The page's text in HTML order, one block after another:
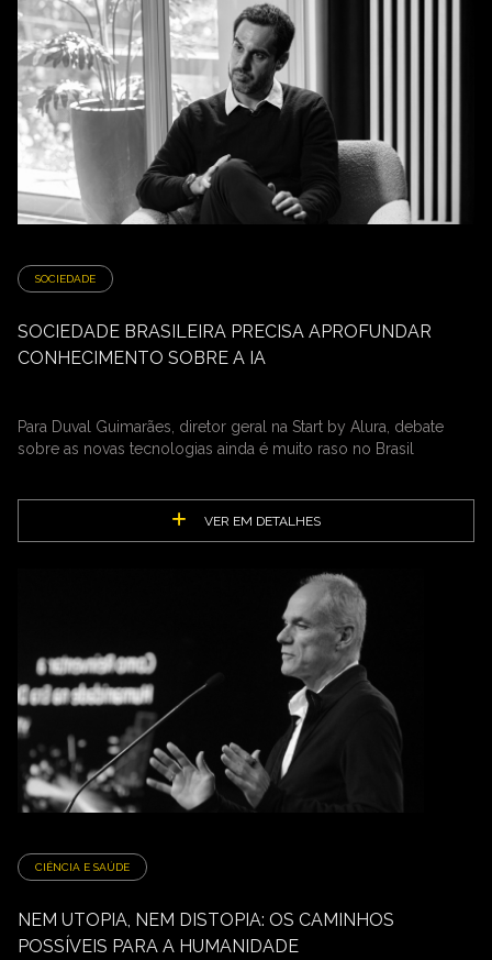
SOCIEDADE
SOCIEDADE BRASILEIRA PRECISA APROFUNDAR
CONHECIMENTO SOBRE A IA
Para Duval Guimarães, diretor geral na Start by Alura, debate
sobre as novas tecnologias ainda é muito raso no Brasil
VER EM DETALHES
CIÊNCIA E SAÚDE
NEM UTOPIA, NEM DISTOPIA: OS CAMINHOS
POSSÍVEIS PARA A HUMANIDADE